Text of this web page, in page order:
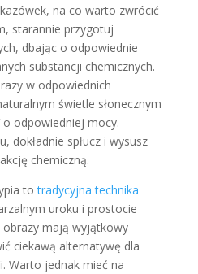
na co warto zwrócić
starannie przygotuj
dbając o odpowiednie
substancji chemicznych.
w odpowiednich
świetle słonecznym
o odpowiedniej mocy.
dokładnie spłucz i wysusz
chemiczną.
totradycyjna technika
uroku i prostocie
obrazy mają wyjątkowy
ciekawą alternatywę dla
Warto jednak mieć na